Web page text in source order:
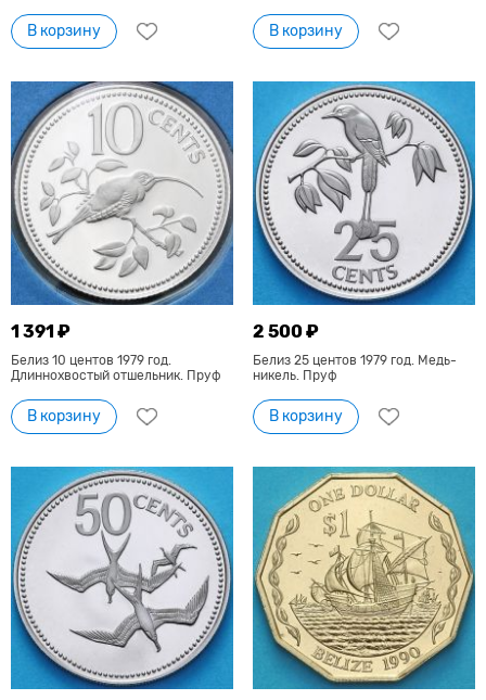
В корзину В корзину
1 391 ₽
Белиз 10 центов 1979 год.
Длиннохвостый отшельник. Пруф
В корзину
2 500 ₽
Белиз 25 центов 1979 год. Медь-
никель. Пруф
В корзину